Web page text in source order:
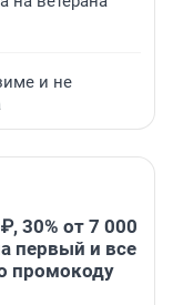
и не
30% от 7 000
первый и все
промокоду